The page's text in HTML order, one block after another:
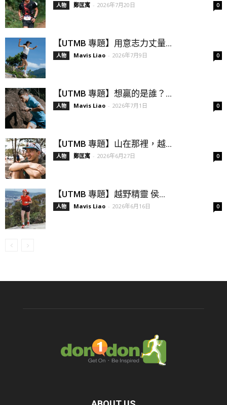
人物 鄭匡寓 - 2026年7月20日 0
【UTMB 專題】用意志力丈量...
人物 Mavis Liao - 2026年7月9日 0
【UTMB 專題】想贏的是誰？...
人物 Mavis Liao - 2026年7月1日 0
【UTMB 專題】山在那裡，越...
人物 鄭匡寓 - 2026年6月27日 0
【UTMB 專題】越野精靈 侯...
人物 Mavis Liao - 2026年6月16日 0